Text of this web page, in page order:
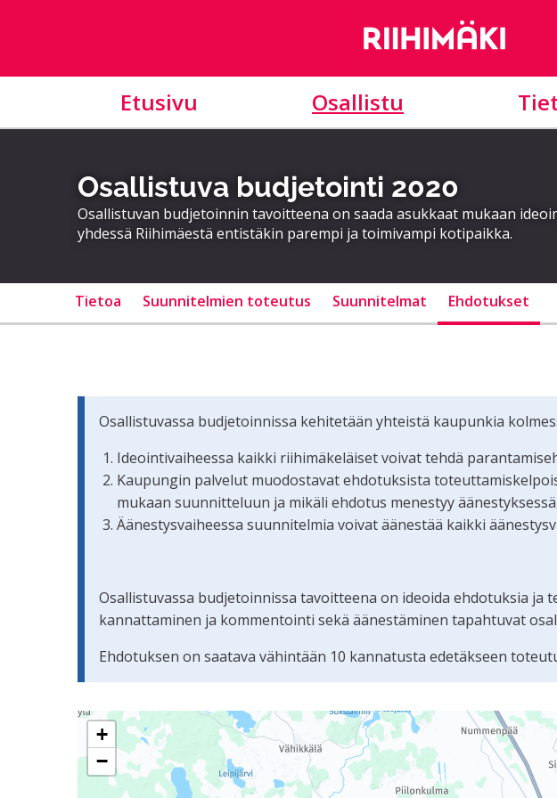
Etusivu Osallistu
Osallistuva budjetointi 2020
Osallistuvan budjetoinnin tavoitteena on saada asukkaat mukaan
yhdessä Riihimäestä entistäkin parempi ja toimivampi kotipaikka.
Tietoa Suunnitelmien toteutus Suunnitelmat Ehdotukset
Osallistuvassa budjetoinnissa kehitetään yhteistä kaupunkia
Ideointivaiheessa kaikki riihimäkeläiset voivat tehdä
Kaupungin palvelut muodostavat ehdotuksista
mukaan suunnitteluun ja mikäli ehdotus menestyy
Äänestysvaiheessa suunnitelmia voivat äänestää kaikki
Osallistuvassa budjetoinnissa tavoitteena on ideoida ehdotuksia
kannattaminen ja kommentointi sekä äänestäminen tapahtuvat
Ehdotuksen on saatava vähintään 10 kannatusta edetäkseen
Seuraavassa elementissä on kartta, joka esittää tämän sivun tietueet
+
−